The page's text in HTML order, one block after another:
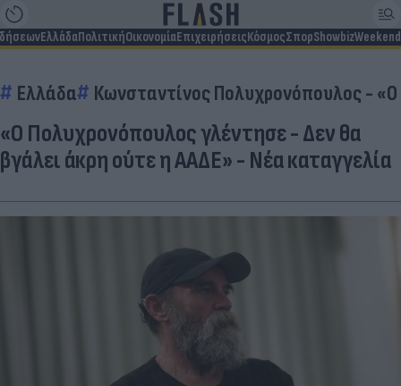
ΕλλάδαΠολιτικήΟικονομίαΕπιχειρήσειςΚόσμοςΣπορShowbizWeekend
Ελλάδα Κωνσταντίνος Πολυχρονόπουλος -
«Ο Πολυχρονόπουλος γλέντησε - Δεν θα
βγάλει άκρη ούτε η ΑΑΔΕ» - Νέα καταγγελία